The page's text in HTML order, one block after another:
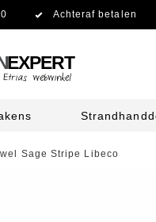
Achteraf betalen
EXPERT
Sage Stripe Libeco